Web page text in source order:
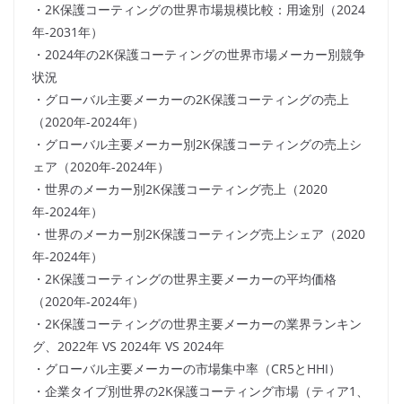
・2K保護コーティングの世界市場規模比較：用途別（2024
年-2031年）
・2024年の2K保護コーティングの世界市場メーカー別競争
状況
・グローバル主要メーカーの2K保護コーティングの売上
（2020年-2024年）
・グローバル主要メーカー別2K保護コーティングの売上シ
ェア（2020年-2024年）
・世界のメーカー別2K保護コーティング売上（2020
年-2024年）
・世界のメーカー別2K保護コーティング売上シェア（2020
年-2024年）
・2K保護コーティングの世界主要メーカーの平均価格
（2020年-2024年）
・2K保護コーティングの世界主要メーカーの業界ランキン
グ、2022年 VS 2024年 VS 2024年
・グローバル主要メーカーの市場集中率（CR5とHHI）
・企業タイプ別世界の2K保護コーティング市場（ティア1、